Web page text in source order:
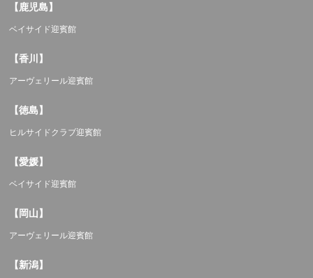
【鹿児島】
ベイサイド迎賓館
【香川】
アーヴェリール迎賓館
【徳島】
ヒルサイドクラブ迎賓館
【愛媛】
ベイサイド迎賓館
【岡山】
アーヴェリール迎賓館
【新潟】